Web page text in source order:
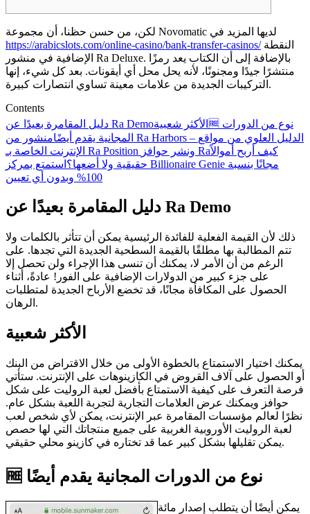
لكن، من حسن حظنا، أن مجموعة Novomatic لديها المزيد في
https://arabicslots.com/online-casino/bank-transfer-casinos/النقطة
الإضافية في منشور Ra Deluxe. بالإضافة إلى أن الكتاب يعد رمزًا
منتشرًا جيدًا ومجنونًا، لأنه يحل محل أي أيقونات. بعد كل شيء، إنها
التركيبات الجديدة من علامات معينة تساوي انتصارات كبيرة.
Contents
دليل المقامرة بعيدًا عن Ra Demoالأكثر شعبية 🆓 نوع من الدورات
المجانية يقدم أيضًامنشور من Ra Harbors – الدليل العلوي من مواقع
الإنترنت الخاصة بـ Ra Position ونشر حوافز Raكيف أربح أموالاً
حقيقية ولا أضعها؟ استمتع بمركز Billionaire Genie مجانًا بنسبة
100% وبدون أي تعيين
دليل المقامرة بعيدًا عن Ra Demo
ذلك لأن القيمة الفعلية للفائدة الرئيسية يمكن أن تتأثر بالكلمات ولا
تتم المطالبة بها مطلقًا بالقيمة السطحية الجديدة التي تجدها. على
الرغم من أن الأمر لا، يمكنك أن تنسى هذا الإجراء ولن تحصل إلا
على جزء كبير من الدولارات الإضافية على الفور! عادةً، أثناء
الحصول على المكافأة مجانًا، قد تخضع الأرباح الجديدة لمتطلبات
الرهان.
الأكثر شعبية
يمكنك اختيار الاستمتاع بالخطوة الأولى من خلال الاقتراض من البنك
أو الحصول على آلاف القروض في الكازينوهات على الإنترنت. ستأتي
فرصة التعرف على كيفية الاستمتاع بأفضل لعبة الروليت على شكل
حوافز ويمكنك عرض العلامات التجارية لتجربة اللعبة بشكل عام.
نظرًا لعالم مؤسسات المقامرة عبر الإنترنت، يمكن لأي شخص لعب
لعبة الروليت الأوروبية الغربية على جميع منتجاتك التي لها حصص
يمكن تقليلها بشكل كبير عما قد تختاره في كازينو محلي حقيقي.
🆓 نوع من الدورات المجانية يقدم أيضًا
يمكن أيضًا أن يتطلب إصدار مائة